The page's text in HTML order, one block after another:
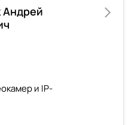
Андрей
и IP-